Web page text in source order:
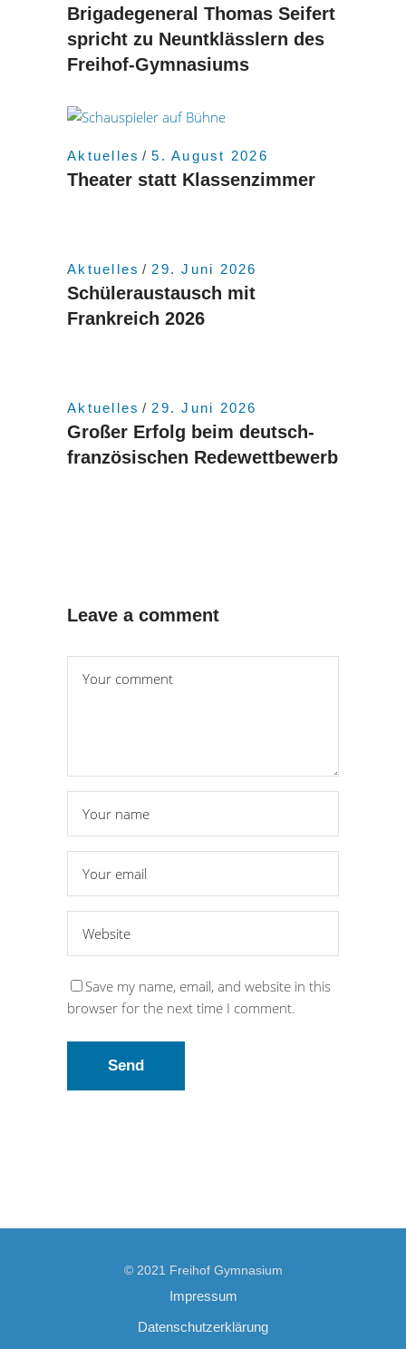
Brigadegeneral Thomas Seifert
spricht zu Neuntklässlern des
Freihof-Gymnasiums
Aktuelles 5. August 2026
Theater statt Klassenzimmer
Aktuelles 29. Juni 2026
Schüleraustausch mit
Frankreich 2026
Aktuelles 29. Juni 2026
Großer Erfolg beim deutsch-
französischen Redewettbewerb
Leave a comment
Save my name, email, and website in this
browser for the next time I comment.
© 2021 Freihof Gymnasium
Impressum
Datenschutzerklärung